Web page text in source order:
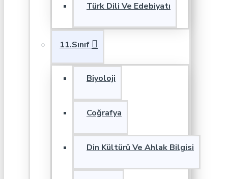
Türk Dili Ve Edebiyatı
11.Sınıf
Biyoloji
Coğrafya
Din Kültürü Ve Ahlak Bilgisi